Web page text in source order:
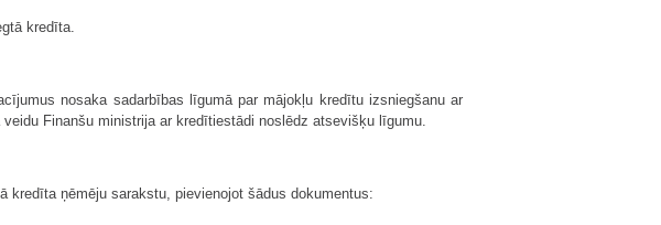
kredīta.
nosaka sadarbības līgumā par mājokļu kredītu izsniegšanu ar
Finanšu ministrija ar kredītiestādi noslēdz atsevišķu līgumu.
kredīta ņēmēju sarakstu, pievienojot šādus dokumentus: